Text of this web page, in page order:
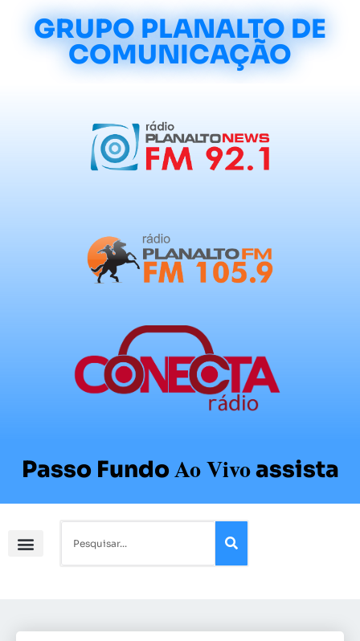
GRUPO PLANALTO DE
COMUNICAÇÃO
Passo FundoAo Vivoassista